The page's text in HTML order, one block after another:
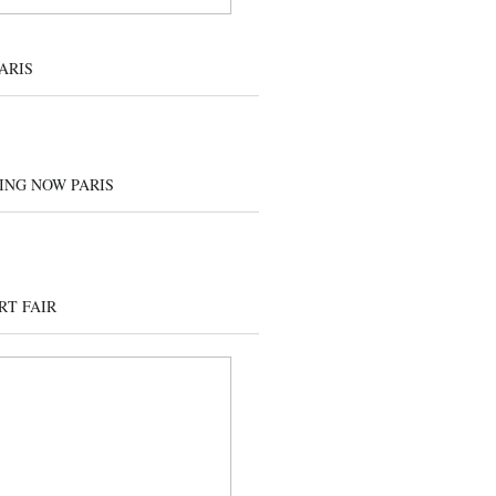
NOW PARIS
FAIR